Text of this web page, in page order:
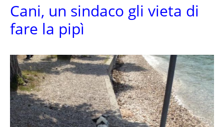
Cani, un sindaco gli vieta di
fare la pipì